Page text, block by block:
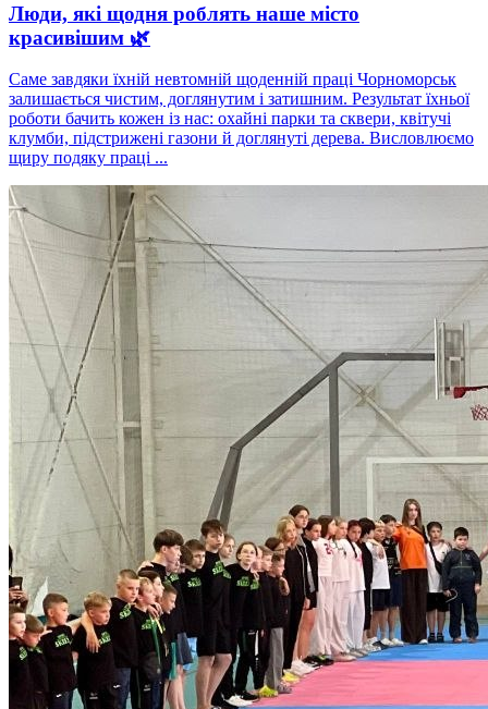
Люди, які щодня роблять наше місто
красивішим 🌿
Саме завдяки їхній невтомній щоденній праці Чорноморськ
залишається чистим, доглянутим і затишним. Результат їхньої
роботи бачить кожен із нас: охайні парки та сквери, квітучі
клумби, підстрижені газони й доглянуті дерева. Висловлюємо
щиру подяку праці ...